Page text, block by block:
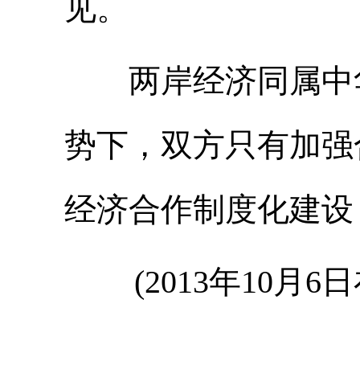
见。
两岸经济同属中
势下，双方只有加
经济合作制度化建
(2013年10月6日